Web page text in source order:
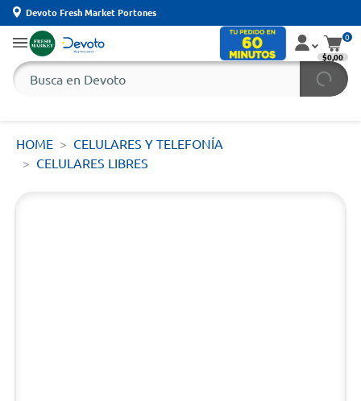
Devoto Fresh Market Portones
0
$0,00
HOME
CELULARES Y TELEFONÍA
CELULARES LIBRES